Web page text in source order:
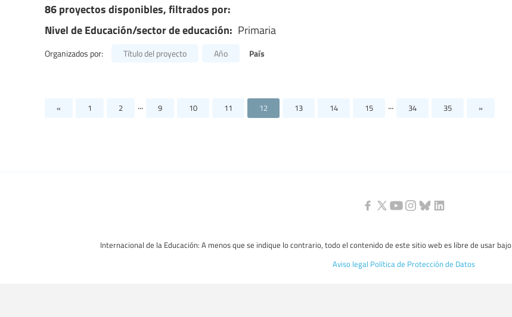
86 proyectos disponibles, filtrados por:
Nivel de Educación/sector de educación: Primaria
Organizados por: Título del proyecto Año País
« 1 2 ... 9 10 11 12 13 14 15 ... 34 35 »
Internacional de la Educación: A menos que se indique lo contrario, todo el contenido de este sitio web es libre de usar bajo
Aviso legal Política de Protección de Datos